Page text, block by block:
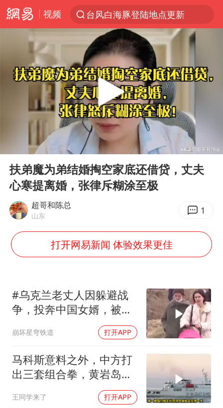
视频
台风白海豚登陆地点更新
台风白海豚进入48小时警戒线
佛得角门将亮相智利俱乐部主场
宇树科技发行价格150.80元/股
看守所辅警收受10万获刑1年
宇树科技王兴兴身家有望超200亿元
五粮液渠道价一箱上涨近百元
CIA被曝已秘密设立古巴工作组
中国养老床位“三连降”
女子利用漏洞0元薅走3000多件家电
贵州轮胎子公司获美国退税8136万
东方甄选被判赔偿江小白30万元
奋进开新局 实干挑大梁
Play
00:00 20:12
扶弟魔为弟结婚掏空家底还借贷，丈夫
心寒提离婚，张律斥糊涂至极
超哥和陈总
山东 1
打开网易新闻 体验效果更佳
#乌克兰老丈人因躲避战
争，投奔中国女婿，被眼
崩坏星穹铁道 打开APP
马科斯意料之外，中方打
出三套组合拳，黄岩岛将
王同学来了 打开APP